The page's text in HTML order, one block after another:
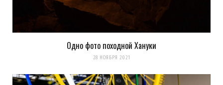
Одно фото походной Хануки
28 НОЯБРЯ 2021